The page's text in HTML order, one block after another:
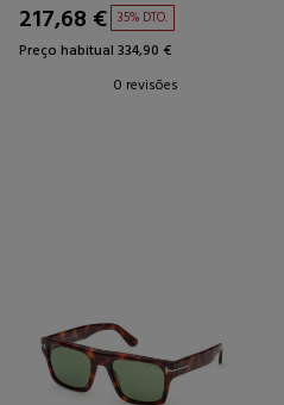
217,68 € 35% DTO.
Preço habitual 334,90 €
0 revisões